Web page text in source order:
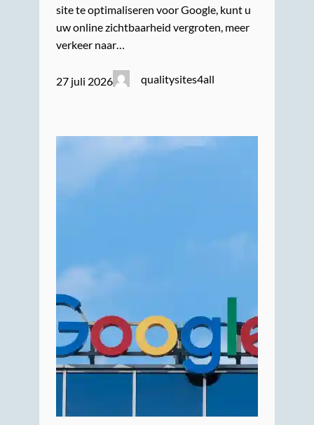
site te optimaliseren voor Google, kunt u
uw online zichtbaarheid vergroten, meer
verkeer naar…
27 juli 2026 qualitysites4all